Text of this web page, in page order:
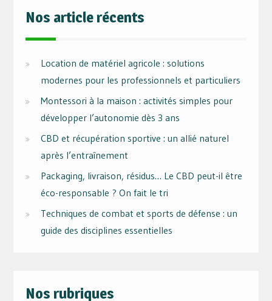
Nos article récents
Location de matériel agricole : solutions
modernes pour les professionnels et particuliers
Montessori à la maison : activités simples pour
développer l’autonomie dès 3 ans
CBD et récupération sportive : un allié naturel
après l’entraînement
Packaging, livraison, résidus… Le CBD peut-il être
éco-responsable ? On fait le tri
Techniques de combat et sports de défense : un
guide des disciplines essentielles
Nos rubriques